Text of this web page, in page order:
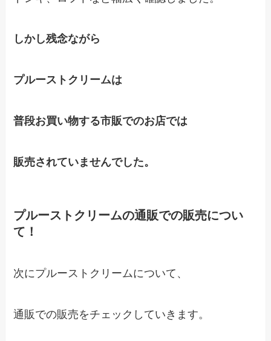
しかし残念ながら
プルーストクリームは
普段お買い物する市販でのお店では
販売されていませんでした。
プルーストクリームの通販での販売につい
て！
次にプルーストクリームについて、
通販での販売をチェックしていきます。